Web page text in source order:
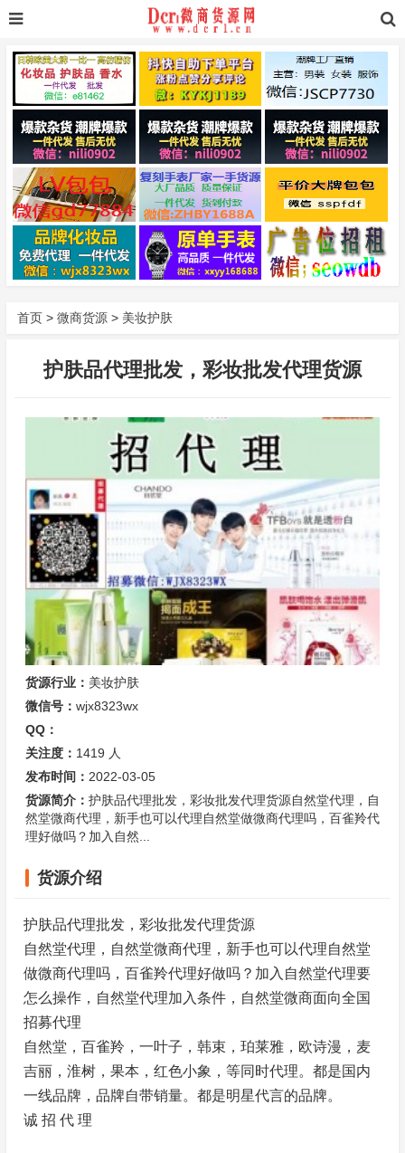
首页 > 微商货源 > 美妆护肤
护肤品代理批发，彩妆批发代理货源
货源行业： 美妆护肤
微信号： wjx8323wx
QQ：
关注度： 1419 人
发布时间： 2022-03-05
货源简介： 护肤品代理批发，彩妆批发代理货源自然堂代理，自
然堂微商代理，新手也可以代理自然堂做微商代理吗，百雀羚代
理好做吗？加入自然...
货源介绍
护肤品代理批发，彩妆批发代理货源
自然堂代理，自然堂微商代理，新手也可以代理自然堂
做微商代理吗，百雀羚代理好做吗？加入自然堂代理要
怎么操作，自然堂代理加入条件，自然堂微商面向全国
招募代理
自然堂，百雀羚，一叶子，韩束，珀莱雅，欧诗漫，麦
吉丽，淮树，果本，红色小象，等同时代理。都是国内
一线品牌，品牌自带销量。都是明星代言的品牌。
诚 招 代 理